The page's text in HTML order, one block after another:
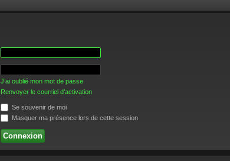
J’ai oublié mon mot de passe
Renvoyer le courriel d’activation
Se souvenir de moi
Masquer ma présence lors de cette session